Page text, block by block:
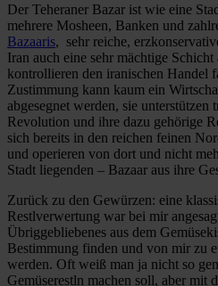
Der Teheraner Bazar ist wie eine
mehrere Mosheen, Banken und
Bazaaris, sehr reiche,
Iran auch eine sehr mächtige Schicht
kontrollieren den iranischen Handel
Zustimmung kann kaum ein
abgesegnet werden, sie unterstützen
Revolution und ihre dazu gehörige
sich bereits in den reichen feinen
und operieren von dort und nicht
Stadt liegenden – Bazaar aus ihre
Zurück zu den Gewürzen: eine
Restlverwertung war bei mir
Übriggebliebenes aus dem
Bestimmung finden und von mir zu
werden. Oft weiß man ja nicht so
Gemüserestln machen soll, aber mit